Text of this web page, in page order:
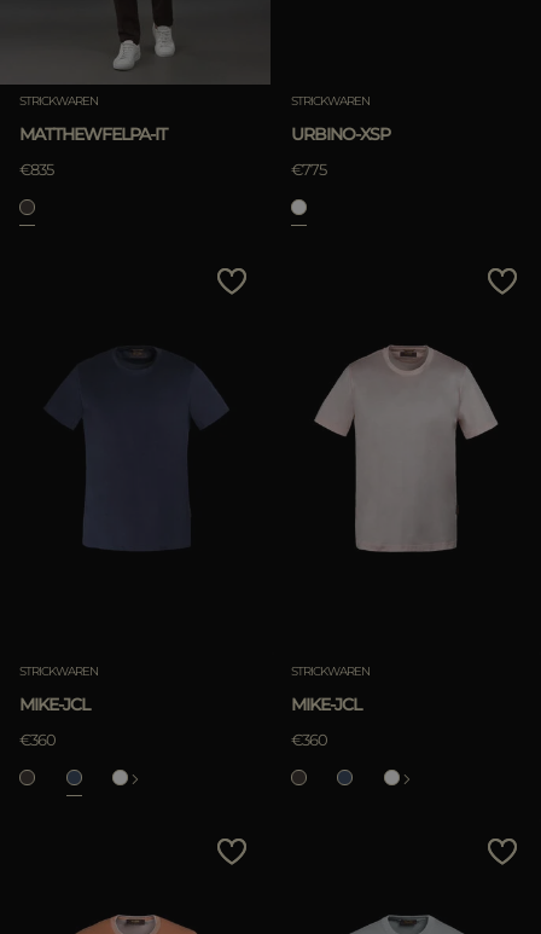
STRICKWAREN
MATTHEWFELPA-IT
€835
STRICKWAREN
URBINO-XSP
€775
STRICKWAREN
MIKE-JCL
€360
STRICKWAREN
MIKE-JCL
€360